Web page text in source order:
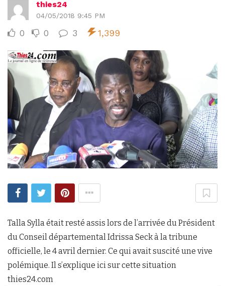
thies24
04/05/2018 9:45 PM
0 0 3 1,399
Talla Sylla était resté assis lors de l’arrivée du Président
du Conseil départemental Idrissa Seck à la tribune
officielle, le 4 avril dernier. Ce qui avait suscité une vive
polémique. Il s’explique ici sur cette situation
thies24.com